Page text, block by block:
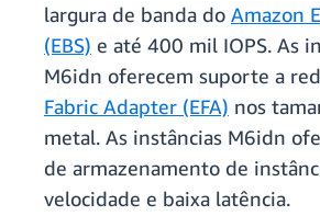
largura de banda do Amazon
(EBS) e até 400 mil IOPS. As
M6idn oferecem suporte a
Fabric Adapter (EFA) nos
metal. As instâncias M6idn
de armazenamento de
velocidade e baixa latência.